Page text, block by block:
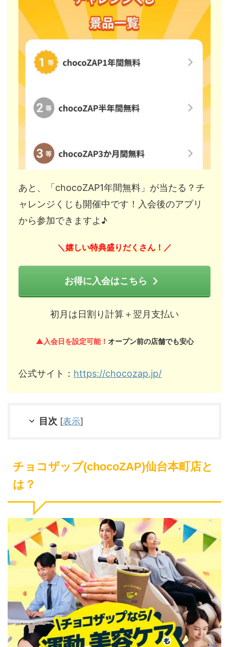
あと、「chocoZAP1年間無料」が当たる？チ
ャレンジくじも開催中です！入会後のアプリ
から参加できますよ♪
＼ 嬉しい特典盛りだくさん！ ／
お得に入会はこちら
初月は日割り計算＋翌月支払い
▲入会日を設定可能！ オープン前の店舗でも安心
公式サイト： https://chocozap.jp/
目次 [表示]
チョコザップ(chocoZAP)仙台本町店と
は？